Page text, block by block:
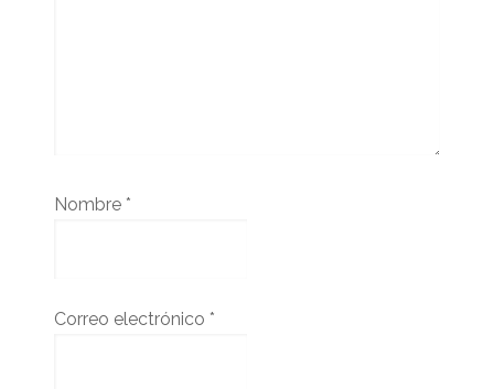
Nombre *
Correo electrónico *